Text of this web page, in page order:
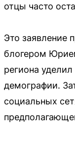
отцы часто
Это заявление
блогером
региона
демографии.
социальных